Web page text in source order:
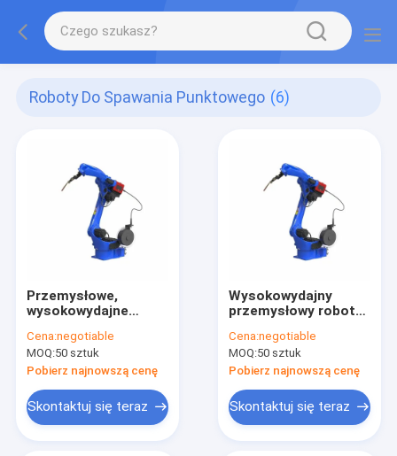
Roboty Do Spawania Punktowego (6)
Przemysłowe,
wysokowydajne
zgrzewania
punktowego 2,5 kVA
Smart Automated
Cena:negotiable
MOQ:50 sztuk
Pobierz najnowszą cenę
Skontaktuj się teraz
Wysokowydajny
przemysłowy robot
punktowego 2,5 kVA
2,00 kW Łatwy w
obsłudze
Cena:negotiable
MOQ:50 sztuk
Pobierz najnowszą cenę
Skontaktuj się teraz